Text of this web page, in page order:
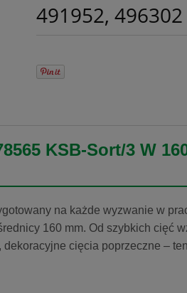
491952, 496302
KSB-Sort/3 W
na każde wyzwanie w
160 mm. Od szybkich cięć
cięcia poprzeczne –